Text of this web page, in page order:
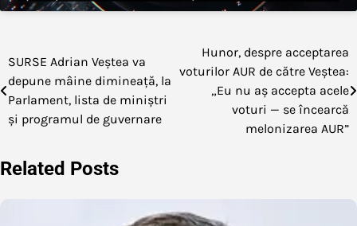
Navigare
în
articole
SURSE Adrian Veștea va
depune mâine dimineață, la
Parlament, lista de miniștri
și programul de guvernare
Hunor, despre acceptarea
voturilor AUR de către Veștea:
„Eu nu aș accepta acele
voturi — se încearcă
melonizarea AUR”
Related Posts